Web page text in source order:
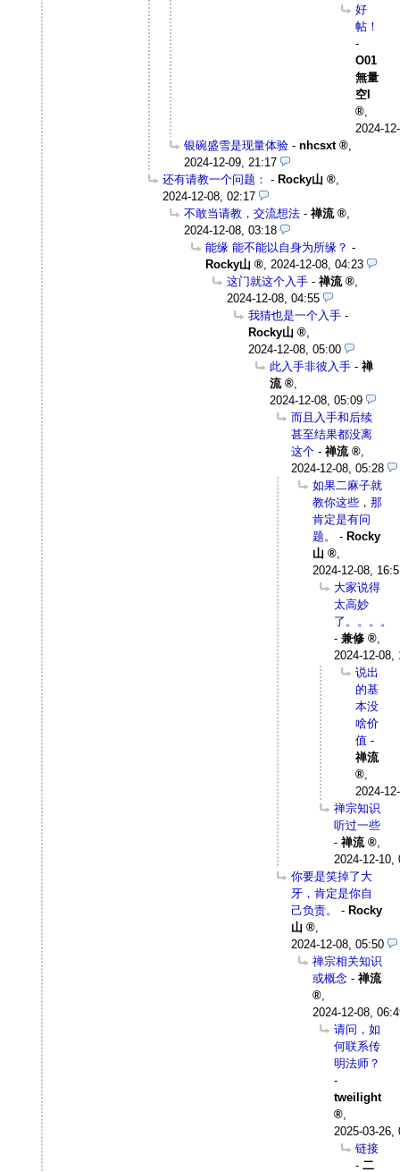
好
帖！
-
O01
無量
空I
2024-
银碗盛雪是现量体验 - nhcsxt
2024-12-09, 21:17
还有请教一个问题： - Rocky山
2024-12-08, 02:17
不敢当请教，交流想法 - 禅流
2024-12-08, 03:18
能缘 能不能以自身为所缘？ -
Rocky山
2024-12-08, 04:23
这门就这个入手 - 禅流
2024-12-08, 04:55
我猜也是一个入手 -
Rocky山
2024-12-08, 05:00
此入手非彼入手 - 禅
流
2024-12-08, 05:09
而且入手和后续
甚至结果都没离
这个 - 禅流
2024-12-08, 05:28
如果二麻子就
教你这些，那
肯定是有问
题。
- Rocky
山
2024-12-08,
大家说得
太高妙
了。。。。
- 兼修
2024-12-08,
说出
的基
本没
啥价
值 -
禅流
2024-
禅宗知识
听过一些
- 禅流
2024-12-10,
你要是笑掉了大
牙，肯定是你自
己负责。
- Rocky
山
2024-12-08, 05:50
禅宗相关知识
或概念 - 禅流
2024-12-08,
请问，如
何联系传
明法师？
-
tweilight
2025-03-26,
链接
- 二